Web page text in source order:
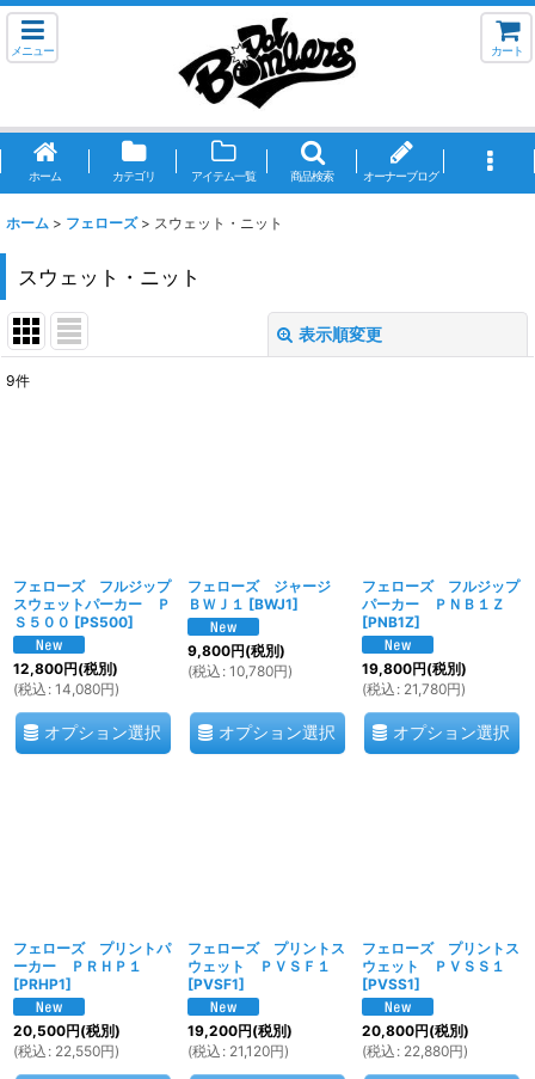
メニュー カート
ホーム カテゴリ アイテム一覧 商品検索 オーナーブログ
ホーム > フェローズ > スウェット・ニット
スウェット・ニット
表示順変更
9件
フェローズ フルジップ
スウェットパーカー Ｐ
Ｓ５００ [PS500]
12,800円(税別)
(税込 : 14,080円)
オプション選択
フェローズ ジャージ
ＢＷＪ１ [BWJ1]
9,800円(税別)
(税込 : 10,780円)
オプション選択
フェローズ フルジップ
パーカー ＰＮＢ１Ｚ
[PNB1Z]
19,800円(税別)
(税込 : 21,780円)
オプション選択
フェローズ プリントパ
ーカー ＰＲＨＰ１
[PRHP1]
20,500円(税別)
(税込 : 22,550円)
フェローズ プリントス
ウェット ＰＶＳＦ１
[PVSF1]
19,200円(税別)
(税込 : 21,120円)
フェローズ プリントス
ウェット ＰＶＳＳ１
[PVSS1]
20,800円(税別)
(税込 : 22,880円)